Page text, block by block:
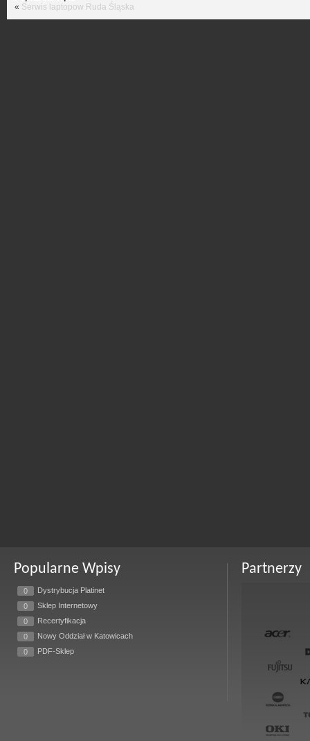
« Serwis laptopow Ruda Śląska
Popularne Wpisy
0
Dystrybucja Platinet
0
Sklep Internetowy
0
Recertyfikacja
0
Nowy Oddział w Katowicach
0
PDF-Sklep
Partnerzy